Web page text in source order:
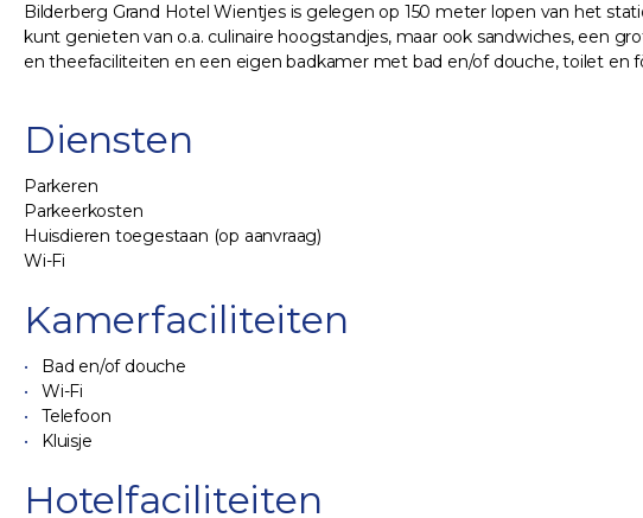
Bilderberg Grand Hotel Wientjes is gelegen op 150 meter lopen van het
kunt genieten van o.a. culinaire hoogstandjes, maar ook sandwiches, een
en theefaciliteiten en een eigen badkamer met bad en/of douche, toilet
Diensten
Parkeren
Parkeerkosten
Huisdieren toegestaan (op aanvraag)
Wi-Fi
Kamerfaciliteiten
Bad en/of douche
Wi-Fi
Telefoon
Kluisje
Hotelfaciliteiten